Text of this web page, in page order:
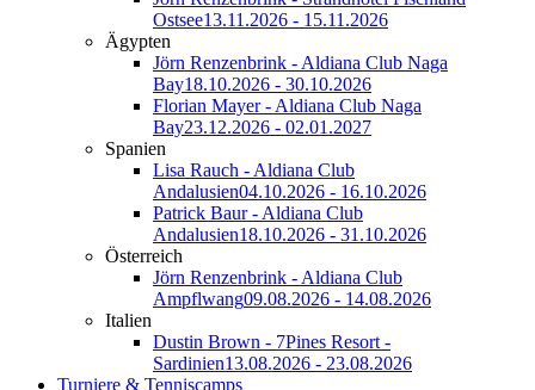
Ostsee13.11.2026 - 15.11.2026
Ägypten
Jörn Renzenbrink - Aldiana Club Naga
Bay18.10.2026 - 30.10.2026
Florian Mayer - Aldiana Club Naga
Bay23.12.2026 - 02.01.2027
Spanien
Lisa Rauch - Aldiana Club
Andalusien04.10.2026 - 16.10.2026
Patrick Baur - Aldiana Club
Andalusien18.10.2026 - 31.10.2026
Österreich
Jörn Renzenbrink - Aldiana Club
Ampflwang09.08.2026 - 14.08.2026
Italien
Dustin Brown - 7Pines Resort -
Sardinien13.08.2026 - 23.08.2026
Turniere & Tenniscamps